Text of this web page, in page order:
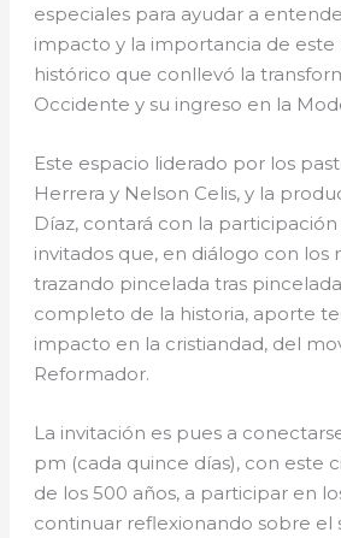
especiales para ayudar a
impacto y la importancia de
histórico que conllevó la
Occidente y su ingreso en la
Este espacio liderado por los
Herrera y Nelson Celis, y la
Díaz, contará con la
invitados que, en diálogo con los
trazando pincelada tras
completo de la historia, aporte
impacto en la cristiandad, del
Reformador.
La invitación es pues a
pm (cada quince días), con este
de los 500 años, a participar en
continuar reflexionando sobre el